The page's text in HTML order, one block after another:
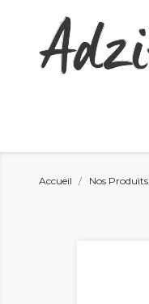
Accueil Nos Produits